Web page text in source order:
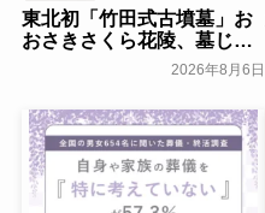
東北初「竹田式古墳墓」お
おさきさくら花陵、墓じま
いのご負担を軽減する「墓
じまいアシストプラン」を
開始 ─ 合同永久埋葬（合祀
墓）への改葬がお二人目以
降100,000円（税込）に【株
式会社前方後円墳】～前方
後円墳～
一般公開
2026年8月6日